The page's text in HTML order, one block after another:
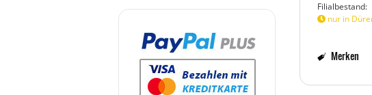
Filialbestand:
nur in
Merken